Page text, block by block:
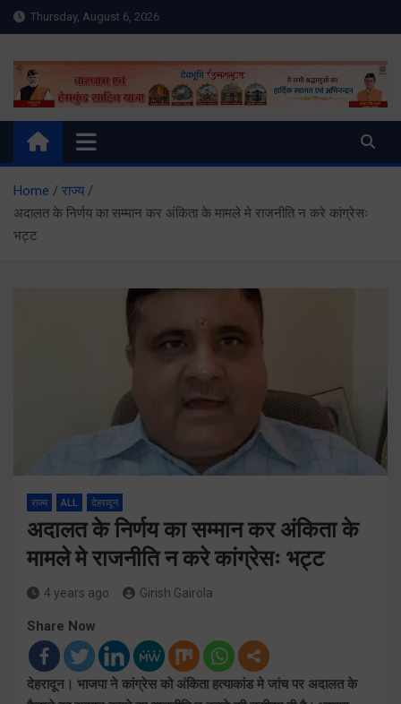
Skip
to
Thursday, August 6, 2026
Meru Raibar | Uttarakhand
News | Uttarkashi News
meruraibar.com
Home
राज्य
अदालत के निर्णय का सम्मान कर अंकिता के मामले मे राजनीति न करे कांग्रेसः
भट्ट
राज्य ALL देहरादून
अदालत के निर्णय का सम्मान कर अंकिता के
मामले मे राजनीति न करे कांग्रेसः भट्ट
4 years ago Girish Gairola
Share Now
देहरादून। भाजपा ने कांग्रेस को अंकिता हत्याकांड मे जांच पर अदालत के